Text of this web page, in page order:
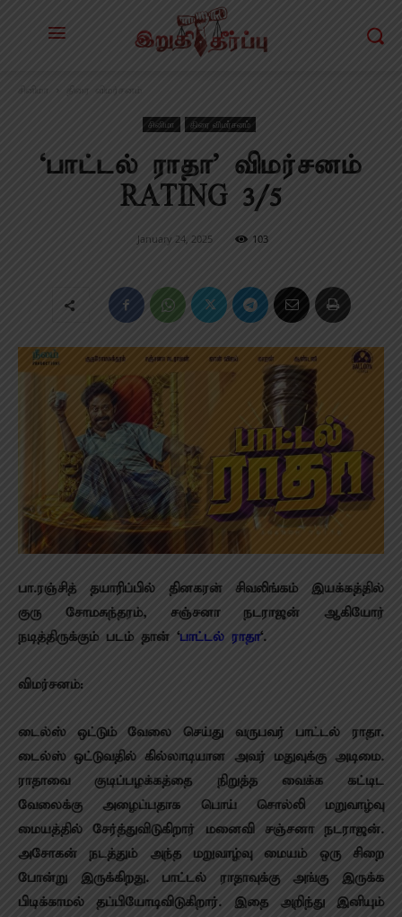
திரை விமர்சனம்
சினிமா திரை விமர்சனம்
‘பாட்டல் ராதா’ விமர்சனம்
RATING 3/5
January 24, 2025 103
பா.ரஞ்சித் தயாரிப்பில் தினகரன் சிவலிங்கம் இயக்கத்தில்
குரு சோமசுந்தரம், சஞ்சனா நடராஜன் ஆகியோர்
நடித்திருக்கும் படம் தான் ‘பாட்டல் ராதா‘.
விமர்சனம்:
டைல்ஸ் ஒட்டும் வேலை செய்து வருபவர் பாட்டல் ராதா.
டைல்ஸ் ஒட்டுவதில் கில்லாடியான அவர் மதுவுக்கு அடிமை.
ராதாவை குடிப்பழக்கத்தை நிறுத்த வைக்க கட்டிட
வேலைக்கு அழைப்பதாக பொய் சொல்லி மறுவாழ்வு
மையத்தில் சேர்த்துவிடுகிறார் மனைவி சஞ்சனா நடராஜன்.
அசோகன் நடத்தும் அந்த மறுவாழ்வு மையம் ஒரு சிறை
போன்று இருக்கிறது. பாட்டல் ராதாவுக்கு அங்கு இருக்க
பிடிக்காமல் தப்பியோடிவிடுகிறார். இதை அறிந்து இனியும்